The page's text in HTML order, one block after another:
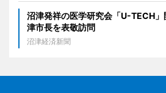
沼津発祥の医学研究会「U-TECH
津市長を表敬訪問
沼津経済新聞